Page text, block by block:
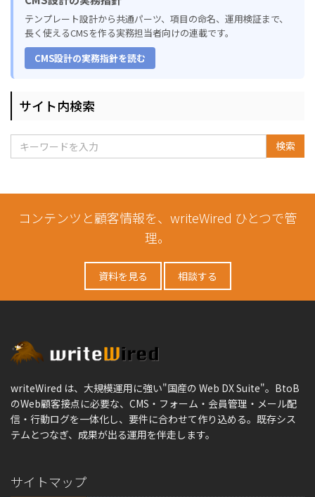
テンプレート設計から共通パーツ、項目の命名、運用検証まで、
長く使えるCMSを作る実務担当者向けの連載です。
CMS設計の実務指針を読む
サイト内検索
検索
コンテンツと顧客情報を、writeWired ひとつで管
理。
資料を見る 相談する
writeWired は、大規模運用に強い"国産の Web DX Suite"。BtoB
のWeb顧客接点に必要な、CMS・フォーム・会員管理・メール配
信・行動ログを一体化し、要件に合わせて作り込める。既存シス
テムとつなぎ、成果が出る運用を伴走します。
サイトマップ